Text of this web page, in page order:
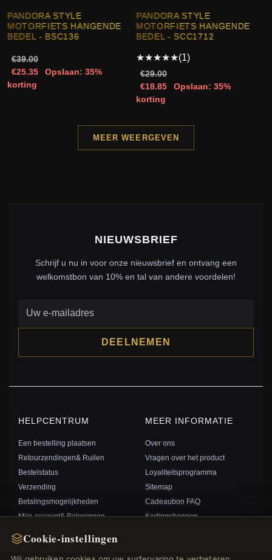
Cookie-instellingen
PANDORA STYLE
MOTORFIETS HANGENDE
BEDEL - BSC136
€39.00
€25.35
Opslaan: 35%
korting
PANDORA STYLE
MOTORFIETS HANGENDE
BEDEL - SCC1712
★★★★★(1)
€29.00
€18.85
Opslaan: 35%
korting
MEER WEERGEVEN
NIEUWSBRIEF
Schrijf u nu in voor onze nieuwsbrief en ontvang een
welkomstbon van 10% en tal van andere voordelen!
DEELNEMEN
HELPCENTRUM
Een bestelling plaatsen
Retourzendingen& Ruilen
Bestelstatus
Verzending
Betalingsmogelijkheden
Mijn account& Beloningen
MEER INFORMATIE
Over ons
Vragen over het product
Loyaliteitsprogramma
Sitemap
Cadeaubon FAQ
Kortingsbonnen